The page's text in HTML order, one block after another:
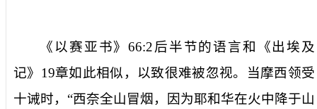
《以赛亚书》66:2后半节的语言和《出埃及
记》 19章如此相似，以致很难被忽视。当摩西领受
十诫时，“西奈全山冒烟，因为耶和华在火中降于山